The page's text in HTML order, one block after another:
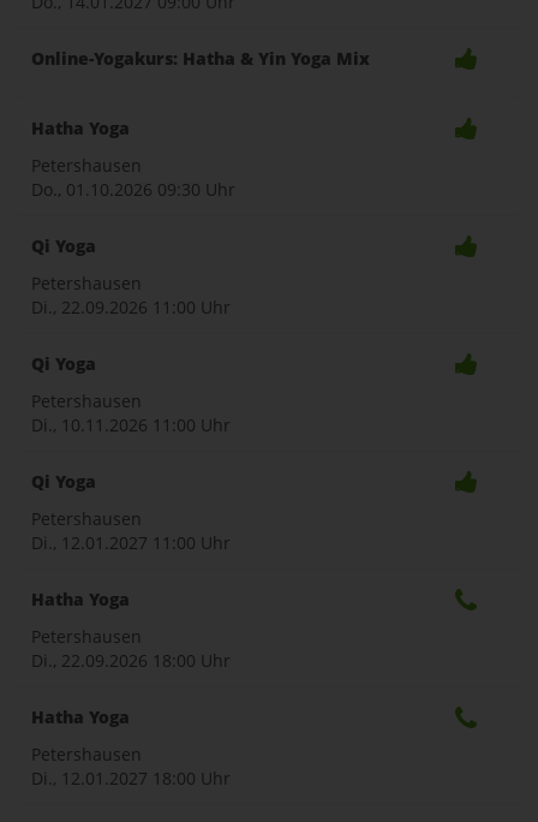
Online-Yogakurs: Hatha & Yin Yoga Mix
Hatha Yoga
Petershausen
Do., 01.10.2026 09:30 Uhr
Qi Yoga
Petershausen
Di., 22.09.2026 11:00 Uhr
Qi Yoga
Petershausen
Di., 10.11.2026 11:00 Uhr
Qi Yoga
Petershausen
Di., 12.01.2027 11:00 Uhr
Hatha Yoga
Petershausen
Di., 22.09.2026 18:00 Uhr
Hatha Yoga
Petershausen
Di., 12.01.2027 18:00 Uhr